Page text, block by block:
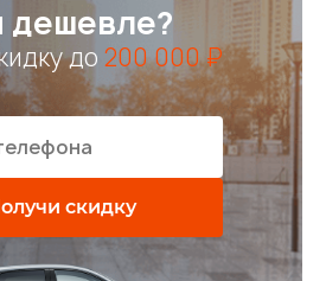
дешевле?
до 200 000 ₽
скидку